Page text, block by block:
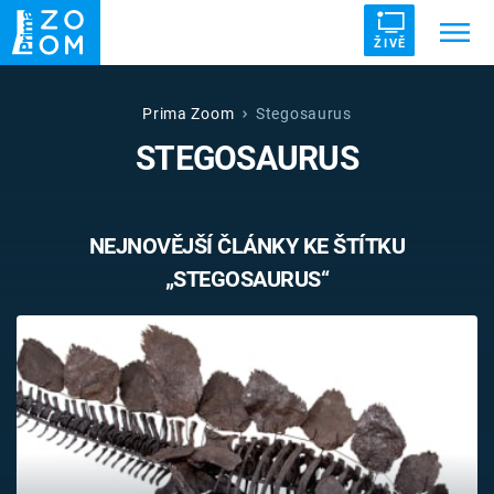
ŽIVĚ
UFO DRUHÁ SVĚTOVÁ VÁLKA
VETŘELCI DÁVNOVĚKU
Témata
Pořady
TV Program
Prima Zoom Stegosaurus
STEGOSAURUS
NEJNOVĚJŠÍ ČLÁNKY KE ŠTÍTKU
„STEGOSAURUS“